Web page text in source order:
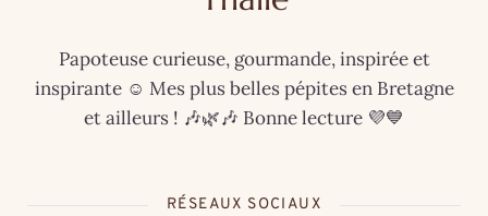
Papoteuse curieuse, gourmande, inspirée et
inspirante ☺️ Mes plus belles pépites en Bretagne
et ailleurs ! 🎶🌿🎶 Bonne lecture 💜💙
RÉSEAUX SOCIAUX